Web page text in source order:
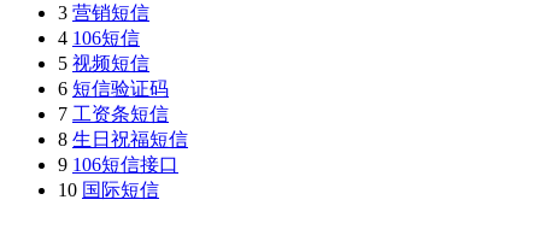
3 营销短信
4 106短信
5 视频短信
6 短信验证码
7 工资条短信
8 生日祝福短信
9 106短信接口
10 国际短信